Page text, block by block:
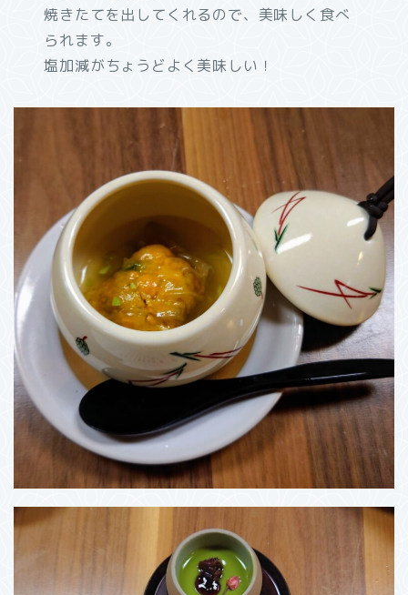
焼きたてを出してくれるので、美味しく食べ
られます。
塩加減がちょうどよく美味しい！